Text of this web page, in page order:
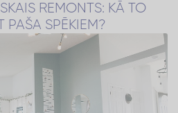
REMONTS: KĀ TO
PAŠA SPĒKIEM?